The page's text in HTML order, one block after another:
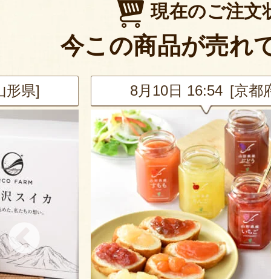
現在のご注文
今この商品が売れ
形県] 8月10日 16:54 [京都